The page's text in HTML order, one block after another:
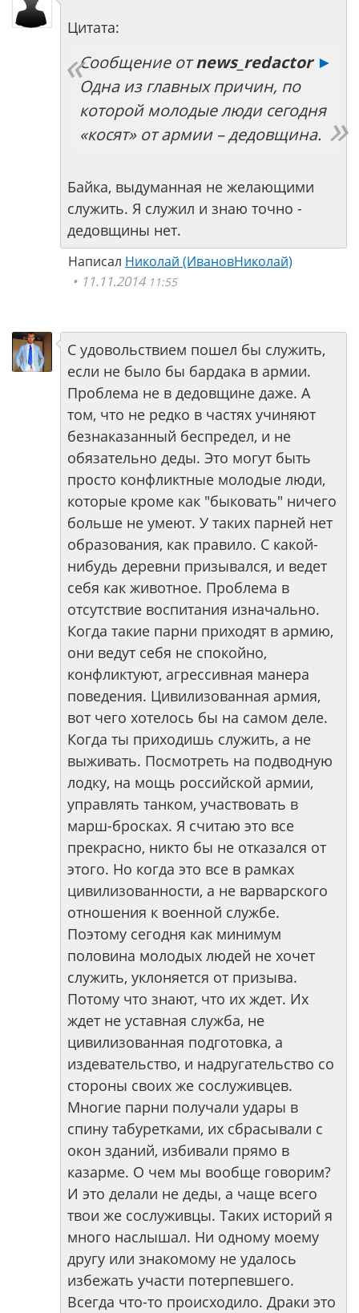
Цитата:
Сообщение отnews_redactor ►
Одна из главных причин, по
которой молодые люди сегодня
«косят» от армии – дедовщина.
Байка, выдуманная не желающими
служить. Я служил и знаю точно -
дедовщины нет.
Написал Николай (ИвановНиколай)
11.11.2014 11:55
С удовольствием пошел бы служить,
если не было бы бардака в армии.
Проблема не в дедовщине даже. А
том, что не редко в частях учиняют
безнаказанный беспредел, и не
обязательно деды. Это могут быть
просто конфликтные молодые люди,
которые кроме как "быковать" ничего
больше не умеют. У таких парней нет
образования, как правило. С какой-
нибудь деревни призывался, и ведет
себя как животное. Проблема в
отсутствие воспитания изначально.
Когда такие парни приходят в армию,
они ведут себя не спокойно,
конфликтуют, агрессивная манера
поведения. Цивилизованная армия,
вот чего хотелось бы на самом деле.
Когда ты приходишь служить, а не
выживать. Посмотреть на подводную
лодку, на мощь российской армии,
управлять танком, участвовать в
марш-бросках. Я считаю это все
прекрасно, никто бы не отказался от
этого. Но когда это все в рамках
цивилизованности, а не варварского
отношения к военной службе.
Поэтому сегодня как минимум
половина молодых людей не хочет
служить, уклоняется от призыва.
Потому что знают, что их ждет. Их
ждет не уставная служба, не
цивилизованная подготовка, а
издевательство, и надругательство со
стороны своих же сослуживцев.
Многие парни получали удары в
спину табуретками, их сбрасывали с
окон зданий, избивали прямо в
казарме. О чем мы вообще говорим?
И это делали не деды, а чаще всего
твои же сослуживцы. Таких историй я
много наслышал. Ни одному моему
другу или знакомому не удалось
избежать участи потерпевшего.
Всегда что-то происходило. Драки это